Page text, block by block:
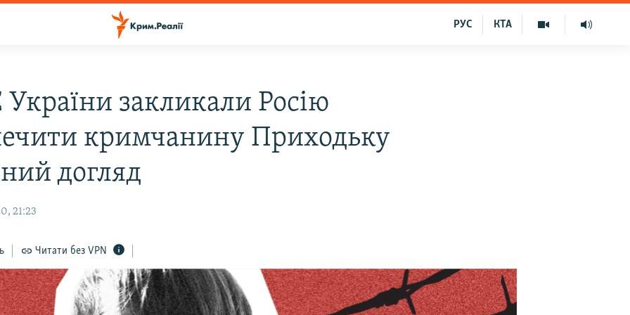
КТА
РУС
закликали Росію
кримчанину Приходьку
догляд
21:23
Читати без VPN